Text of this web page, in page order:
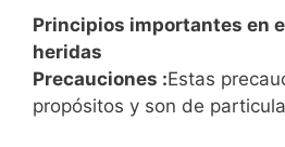
Principios importantes en
heridas
Precauciones :Estas
propósitos y son de